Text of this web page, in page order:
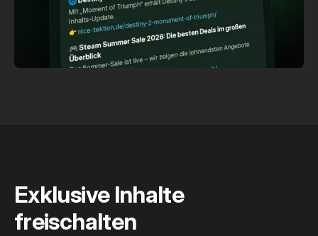
Exklusive Inhalte
freischalten